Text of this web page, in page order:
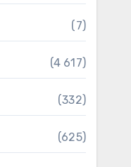
(7)
(4 617)
(332)
(625)